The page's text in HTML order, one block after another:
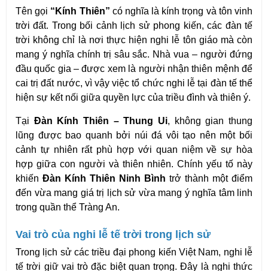
Tên gọi “Kính Thiên” có nghĩa là kính trọng và tôn vinh
trời đất. Trong bối cảnh lịch sử phong kiến, các đàn tế
trời không chỉ là nơi thực hiện nghi lễ tôn giáo mà còn
mang ý nghĩa chính trị sâu sắc. Nhà vua – người đứng
đầu quốc gia – được xem là người nhận thiên mệnh để
cai trị đất nước, vì vậy việc tổ chức nghi lễ tại đàn tế thể
hiện sự kết nối giữa quyền lực của triều đình và thiên ý.
Tại Đàn Kính Thiên – Thung Ui, không gian thung
lũng được bao quanh bởi núi đá vôi tạo nên một bối
cảnh tự nhiên rất phù hợp với quan niệm về sự hòa
hợp giữa con người và thiên nhiên. Chính yếu tố này
khiến Đàn Kính Thiên Ninh Bình trở thành một điểm
đến vừa mang giá trị lịch sử vừa mang ý nghĩa tâm linh
trong quần thể Tràng An.
Vai trò của nghi lễ tế trời trong lịch sử
Trong lịch sử các triều đại phong kiến Việt Nam, nghi lễ
tế trời giữ vai trò đặc biệt quan trọng. Đây là nghi thức